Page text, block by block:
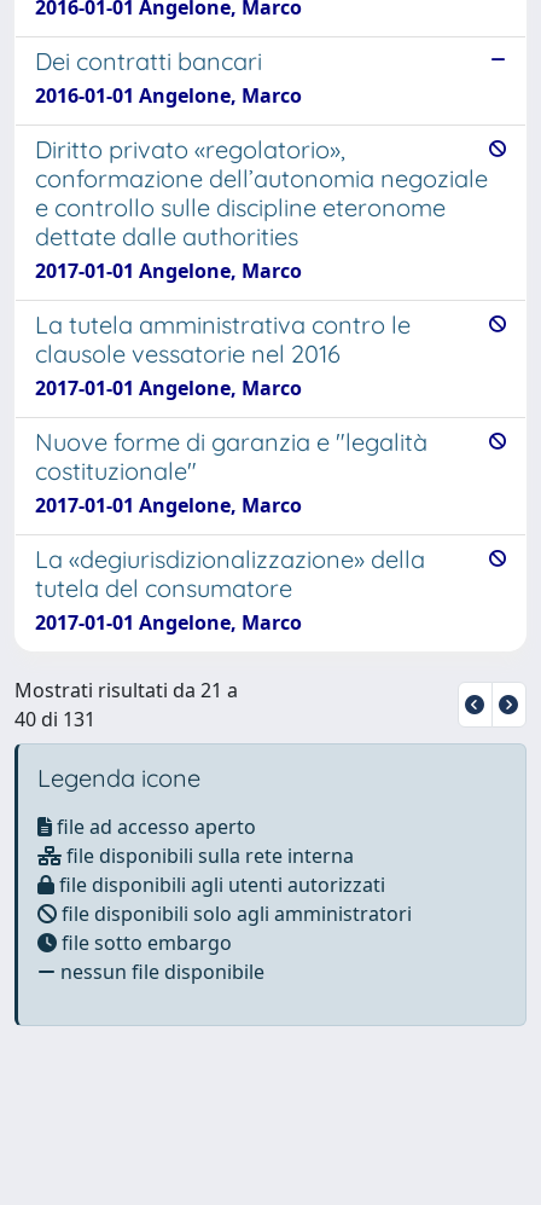
2016-01-01 Angelone, Marco
Dei contratti bancari
2016-01-01 Angelone, Marco
Diritto privato «regolatorio»,
conformazione dell’autonomia negoziale
e controllo sulle discipline eteronome
dettate dalle authorities
2017-01-01 Angelone, Marco
La tutela amministrativa contro le
clausole vessatorie nel 2016
2017-01-01 Angelone, Marco
Nuove forme di garanzia e "legalità
costituzionale"
2017-01-01 Angelone, Marco
La «degiurisdizionalizzazione» della
tutela del consumatore
2017-01-01 Angelone, Marco
Mostrati risultati da 21 a
40 di 131
Legenda icone
file ad accesso aperto
file disponibili sulla rete interna
file disponibili agli utenti autorizzati
file disponibili solo agli amministratori
file sotto embargo
nessun file disponibile